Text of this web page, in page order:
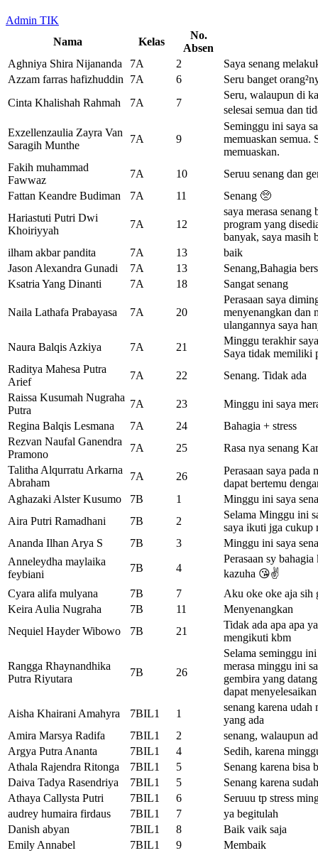
Admin TIK
Nama
Kelas
No.
Absen
Aghniya Shira Nijananda
7A 2
Saya senang
Azzam farras hafizhuddin
7A 6
Seru banget
Cinta Khalishah Rahmah
7A 7
Seru, walaupun di
selesai semua dan
Exzellenzaulia Zayra Van
Saragih Munthe
7A 9
Seminggu ini saya
memuaskan semua.
memuaskan.
Fakih muhammad
Fawwaz
7A 10
Seruu senang dan
Fattan Keandre Budiman
7A 11
Senang 🥺
Hariastuti Putri Dwi
Khoiriyyah
7A 12
saya merasa
program yang
banyak, saya masih
ilham akbar pandita
7A 13
baik
Jason Alexandra Gunadi
7A 13
Senang,Bahagia
Ksatria Yang Dinanti
7A 18 Sangat senang
Naila Lathafa Prabayasa 7A 20
Perasaan saya
menyenangkan dan
ulangannya saya
Naura Balqis Azkiya
7A 21
Minggu terakhir
Saya tidak memiliki
Raditya Mahesa Putra
Arief
7A 22
Senang. Tidak ada
Raissa Kusumah Nugraha
Putra
7A 23
Minggu ini saya
Regina Balqis Lesmana
7A 24
Bahagia + stress
Rezvan Naufal Ganendra
Pramono
7A 25
Rasa nya senang
Talitha Alqurratu Arkarna
Abraham
7A 26
Perasaan saya pada
dapat bertemu
Aghazaki Alster Kusumo
7B 1
Minggu ini saya
Aira Putri Ramadhani
7B 2
Selama Minggu ini
saya ikuti jga cukup
Ananda Ilhan Arya S
7B 3
Minggu ini saya
Anneleydha maylaika
feybiani
7B 4
Perasaan sy
kazuha 😘✌️
Cyara alifa mulyana
7B 7
Aku oke oke aja sih
Keira Aulia Nugraha
7B 11
Menyenangkan
Nequiel Hayder Wibowo
7B 21
Tidak ada apa apa
mengikuti kbm
Rangga Rhaynandhika
Putra Riyutara
7B 26
Selama seminggu
merasa minggu ini
gembira yang
dapat
Aisha Khairani Amahyra
7BIL1 1
senang karena udah
yang ada
Amira Marsya Radifa
7BIL1 2
senang, walaupun
Argya Putra Ananta
7BIL1 4
Sedih, karena
Athala Rajendra Ritonga
7BIL1 5
Senang karena bisa
Daiva Tadya Rasendriya
7BIL1 5
Senang karena
Athaya Callysta Putri
7BIL1 6
Seruuu tp stress
audrey humaira firdaus
7BIL1 7
ya begitulah
Danish abyan
7BIL1 8
Baik vaik saja
Emily Annabel
7BIL1 9
Membaik